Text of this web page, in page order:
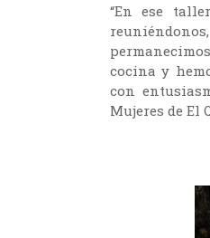
“En ese
cocina y
con
Mujeres de El